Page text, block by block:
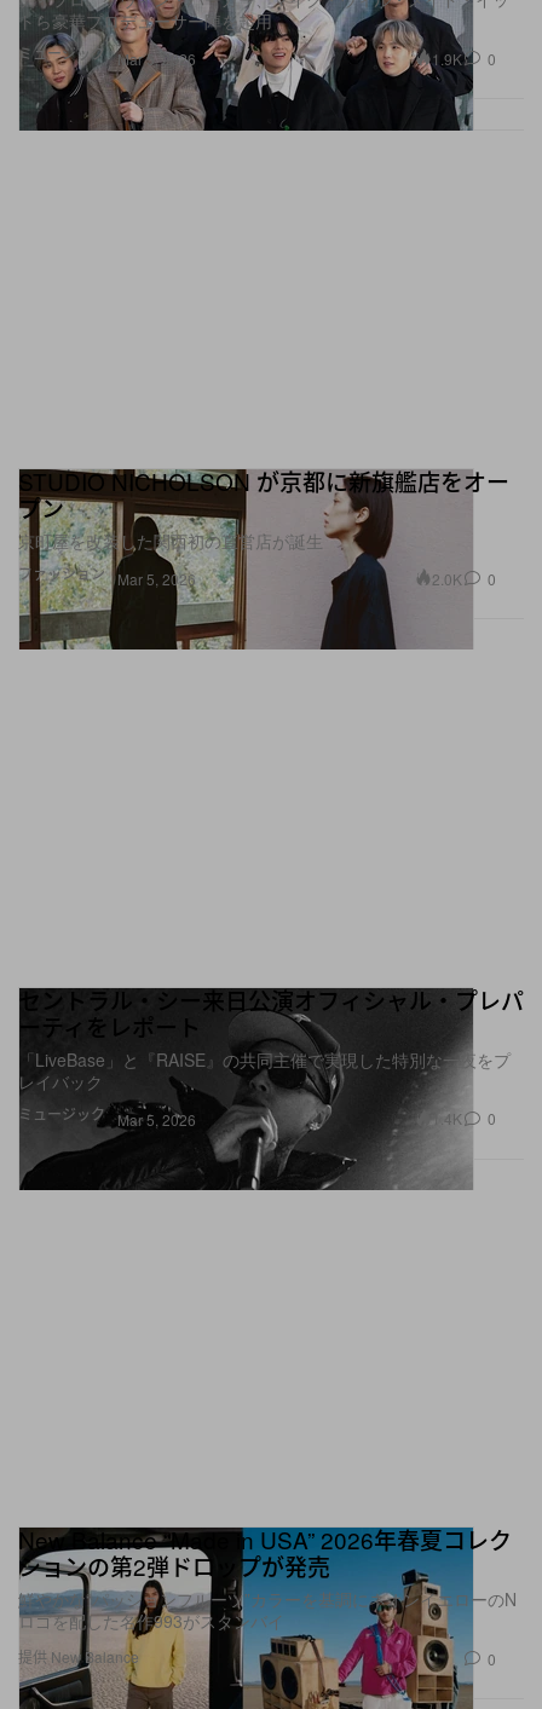
ミュージック
トら豪華プロデューサー陣を起用
Mar 5, 2026 1.9K 0
ファッション
STUDIO NICHOLSON が京都に新旗艦店をオー
プン
京町屋を改装した関西初の直営店が誕生
Mar 5, 2026 2.0K 0
ミュージック
セントラル・シー来日公演オフィシャル・プレパ
ーティをレポート
「LiveBase」と『RAISE』の共同主催で実現した特別な一夜をプ
レイバック
Mar 5, 2026 1.4K 0
New Balance “Made in USA” 2026年春夏コレク
ションの第2弾ドロップが発売
鮮やかな“パッションフルーツ”カラーを基調にネオンイエローのN
ロゴを配した名作993がスタンバイ
提供 New Balance 0